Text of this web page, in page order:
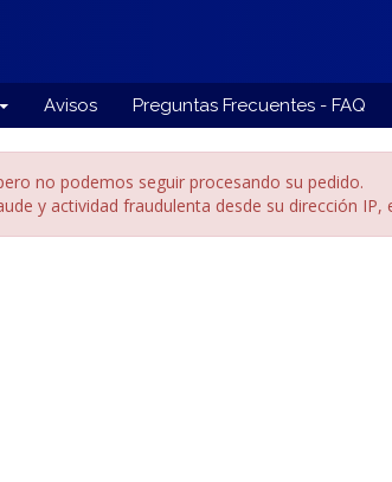
Avisos Preguntas Frecuentes - FAQ
no podemos seguir procesando su pedido.
y actividad fraudulenta desde su dirección